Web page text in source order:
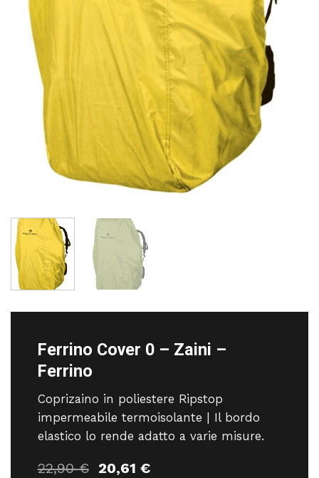
Ferrino Cover 0 – Zaini –
Ferrino
Coprizaino in poliestere Ripstop
impermeabile termoisolante | Il bordo
elastico lo rende adatto a varie misure.
22,90€ Il
20,61 €Il